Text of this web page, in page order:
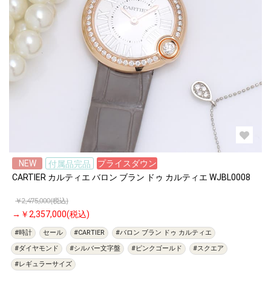
NEW 付属品完品
プライスダウン
CARTIER カルティエ バロン ブラン ドゥ カルティエ WJBL0008
￥2,475,000(税込)
￥2,357,000(税込)
#時計 セール #CARTIER
#バロン ブラン ドゥ カルティエ
#ダイヤモンド
#シルバー文字盤 #ピンクゴールド
#スクエア
#レギュラーサイズ